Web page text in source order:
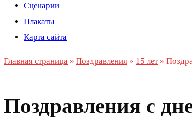
Сценарии
Плакаты
Карта сайта
Главная страница » Поздравления » 15 лет»
Поздравления с